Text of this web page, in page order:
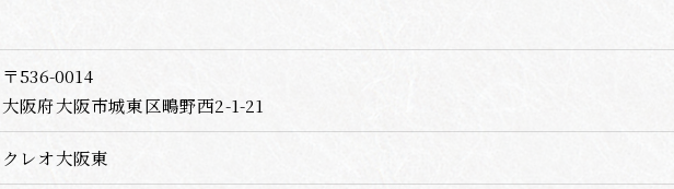
〒536-0014
大阪府大阪市城東区鴫野西2-1-21
クレオ大阪東